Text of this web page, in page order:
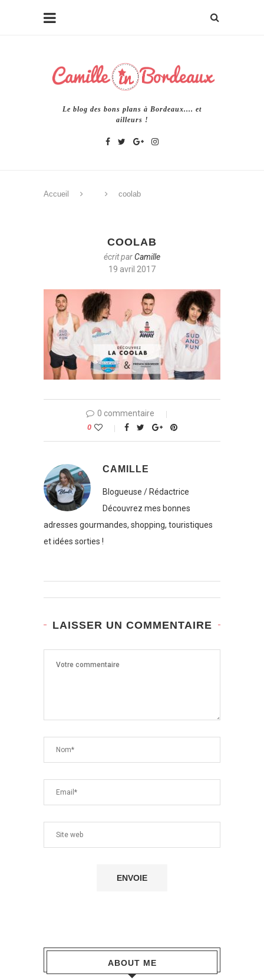
Le blog des bons plans à Bordeaux.... et
ailleurs !
Accueil coolab
COOLAB
écrit parCamille
19 avril 2017
0 commentaire
0
CAMILLE
Blogueuse / Rédactrice
Découvrez mes bonnes
adresses gourmandes, shopping, touristiques
et idées sorties !
LAISSER UN COMMENTAIRE
ABOUT ME